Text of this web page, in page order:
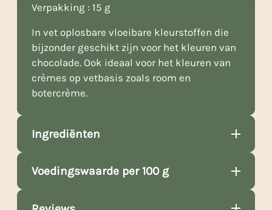
Verpakking : 15 g
In vet oplosbare vloeibare kleurstoffen die
bijzonder geschikt zijn voor het kleuren van
chocolade. Ook ideaal voor het kleuren van
crèmes op vetbasis zoals room en
botercrème.
Ingrediënten
Voedingswaarde per 100 g